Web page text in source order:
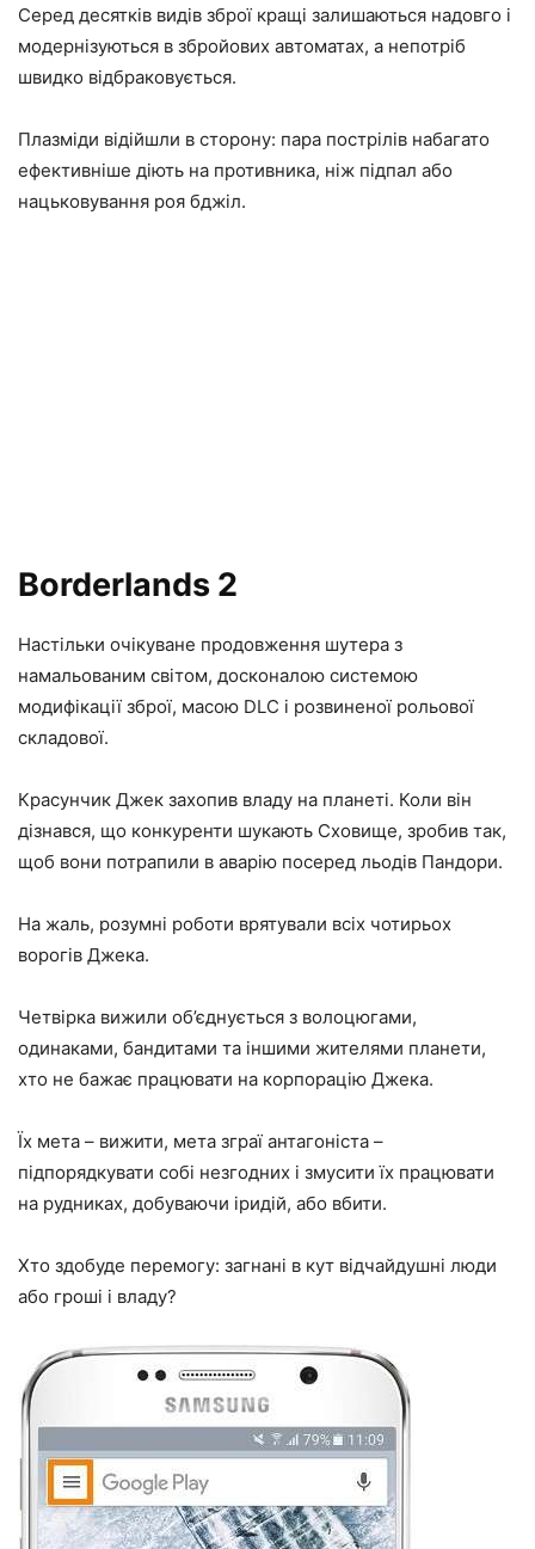
Серед десятків видів зброї кращі залишаються надовго і
модернізуються в збройових автоматах, а непотріб
швидко відбраковується.
Плазміди відійшли в сторону: пара пострілів набагато
ефективніше діють на противника, ніж підпал або
нацьковування роя бджіл.
Borderlands 2
Настільки очікуване продовження шутера з
намальованим світом, досконалою системою
модифікації зброї, масою DLC і розвиненої рольової
складової.
Красунчик Джек захопив владу на планеті. Коли він
дізнався, що конкуренти шукають Сховище, зробив так,
щоб вони потрапили в аварію посеред льодів Пандори.
На жаль, розумні роботи врятували всіх чотирьох
ворогів Джека.
Четвірка вижили об’єднується з волоцюгами,
одинаками, бандитами та іншими жителями планети,
хто не бажає працювати на корпорацію Джека.
Їх мета – вижити, мета зграї антагоніста –
підпорядкувати собі незгодних і змусити їх працювати
на рудниках, добуваючи іридій, або вбити.
Хто здобуде перемогу: загнані в кут відчайдушні люди
або гроші і владу?